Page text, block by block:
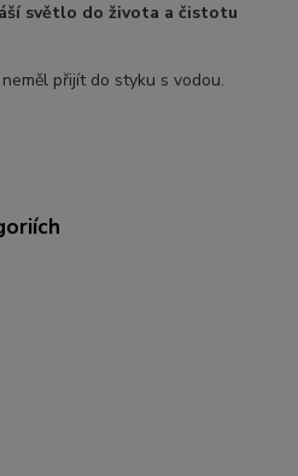
světlo do života a čistotu
přijít do styku s vodou.